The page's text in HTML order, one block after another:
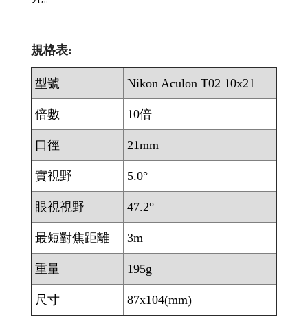
規格表:
型號 Nikon Aculon T02 10x21
倍數 10倍
口徑 21mm
實視野 5.0°
眼視視野 47.2°
最短對焦距離 3m
重量 195g
尺寸 87x104(mm)